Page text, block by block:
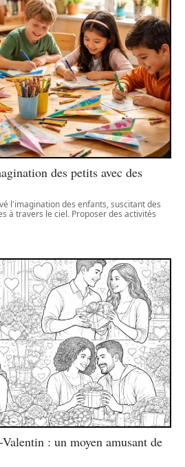
des petits avec des
l'imagination des enfants, suscitant des
à travers le ciel. Proposer des activités
: un moyen amusant de